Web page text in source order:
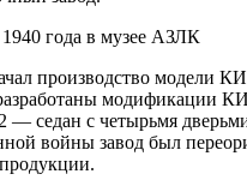
года в музее АЗЛК
производство модели
модификации
седан с четырьмя
войны завод был